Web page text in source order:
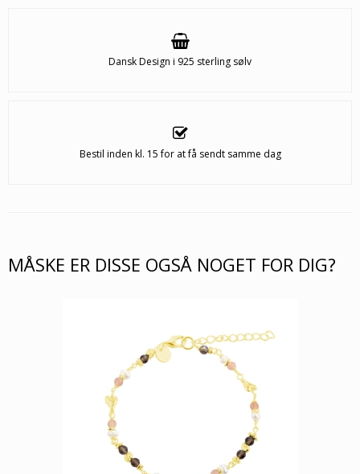
Dansk Design i 925 sterling sølv
Bestil inden kl. 15 for at få sendt samme dag
MÅSKE ER DISSE OGSÅ NOGET FOR DIG?